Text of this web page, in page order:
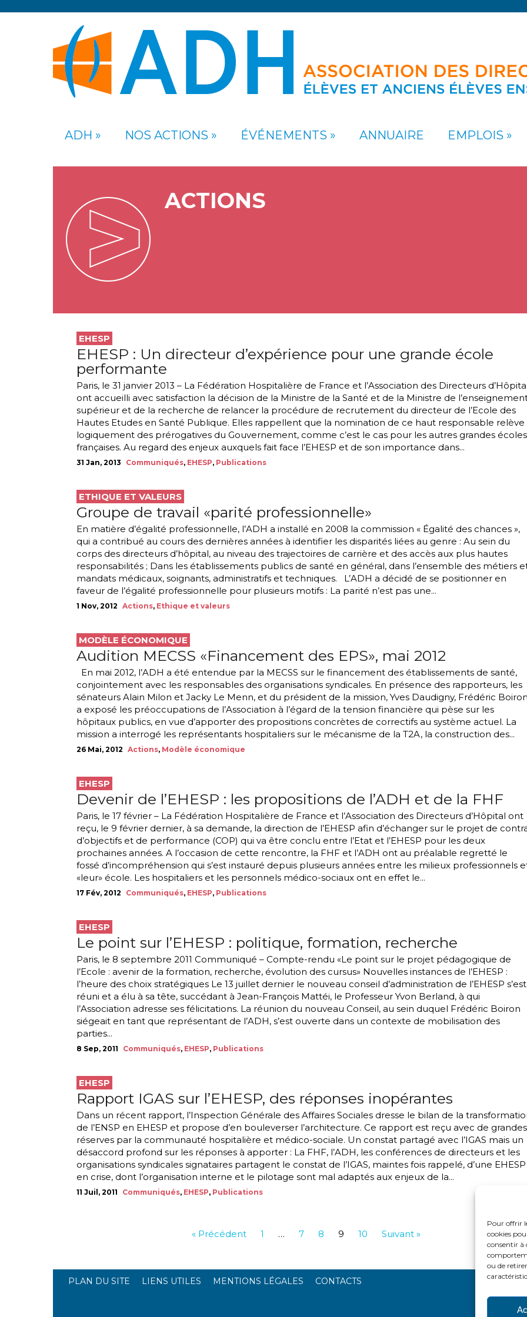
Pour offrir
cookies
consentir à
ou de
ADH NOS ACTIONS ÉVÉNEMENTS ANNUAIRE EMPLOIS
ACTIONS
EHESP
EHESP : Un directeur d’expérience pour une grande école
performante
Paris, le 31 janvier 2013 – La Fédération Hospitalière de France et l’Association des Directeurs
ont accueilli avec satisfaction la décision de la Ministre de la Santé et de la Ministre de
supérieur et de la recherche de relancer la procédure de recrutement du directeur de l’Ecole des
Hautes Etudes en Santé Publique. Elles rappellent que la nomination de ce haut responsable relève
logiquement des prérogatives du Gouvernement, comme c’est le cas pour les autres grandes écoles
françaises. Au regard des enjeux auxquels fait face l’EHESP et de son importance dans...
31 Jan, 2013 Communiqués, EHESP, Publications
ETHIQUE ET VALEURS
Groupe de travail «parité professionnelle»
En matière d’égalité professionnelle, l’ADH a installé en 2008 la commission « Égalité des chances »,
qui a contribué au cours des dernières années à identifier les disparités liées au genre : Au sein du
corps des directeurs d’hôpital, au niveau des trajectoires de carrière et des accès aux plus hautes
responsabilités ; Dans les établissements publics de santé en général, dans l’ensemble des métiers
mandats médicaux, soignants, administratifs et techniques. L’ADH a décidé de se positionner en
faveur de l’égalité professionnelle pour plusieurs motifs : La parité n’est pas une...
1 Nov, 2012 Actions, Ethique et valeurs
MODÈLE ÉCONOMIQUE
Audition MECSS «Financement des EPS», mai 2012
En mai 2012, l’ADH a été entendue par la MECSS sur le financement des établissements de santé,
conjointement avec les responsables des organisations syndicales. En présence des rapporteurs, les
sénateurs Alain Milon et Jacky Le Menn, et du président de la mission, Yves Daudigny, Frédéric
a exposé les préoccupations de l’Association à l’égard de la tension financière qui pèse sur les
hôpitaux publics, en vue d’apporter des propositions concrètes de correctifs au système actuel. La
mission a interrogé les représentants hospitaliers sur le mécanisme de la T2A, la construction des...
26 Mai, 2012 Actions, Modèle économique
EHESP
Devenir de l’EHESP : les propositions de l’ADH et de la FHF
Paris, le 17 février – La Fédération Hospitalière de France et l’Association des Directeurs d’Hôpital ont
reçu, le 9 février dernier, à sa demande, la direction de l’EHESP afin d’échanger sur le projet de
d’objectifs et de performance (COP) qui va être conclu entre l’Etat et l’EHESP pour les deux
prochaines années. A l’occasion de cette rencontre, la FHF et l’ADH ont au préalable regretté le
fossé d’incompréhension qui s’est instauré depuis plusieurs années entre les milieux professionnels
«leur» école. Les hospitaliers et les personnels médico-sociaux ont en effet le...
17 Fév, 2012 Communiqués, EHESP, Publications
EHESP
Le point sur l’EHESP : politique, formation, recherche
Paris, le 8 septembre 2011 Communiqué – Compte-rendu «Le point sur le projet pédagogique de
l’Ecole : avenir de la formation, recherche, évolution des cursus» Nouvelles instances de l’EHESP :
l’heure des choix stratégiques Le 13 juillet dernier le nouveau conseil d’administration de l’EHESP s’est
réuni et a élu à sa tête, succédant à Jean-François Mattéi, le Professeur Yvon Berland, à qui
l’Association adresse ses félicitations. La réunion du nouveau Conseil, au sein duquel Frédéric Boiron
siégeait en tant que représentant de l’ADH, s’est ouverte dans un contexte de mobilisation des
parties...
8 Sep, 2011 Communiqués, EHESP, Publications
EHESP
Rapport IGAS sur l’EHESP, des réponses inopérantes
Dans un récent rapport, l’Inspection Générale des Affaires Sociales dresse le bilan de la
de l’ENSP en EHESP et propose d’en bouleverser l’architecture. Ce rapport est reçu avec de grandes
réserves par la communauté hospitalière et médico-sociale. Un constat partagé avec l’IGAS mais un
désaccord profond sur les réponses à apporter : La FHF, l’ADH, les conférences de directeurs et les
organisations syndicales signataires partagent le constat de l’IGAS, maintes fois rappelé, d’une EHESP
en crise, dont l’organisation interne et le pilotage sont mal adaptés aux enjeux de la...
11 Juil, 2011 Communiqués, EHESP, Publications
« Précédent 1 … 7 8 9 10 Suivant »
PLAN DU SITE LIENS UTILES MENTIONS LÉGALES CONTACTS